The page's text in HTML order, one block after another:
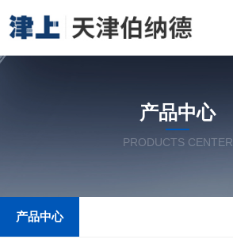
产品中心
PRODUCTS CENTER
产品中心